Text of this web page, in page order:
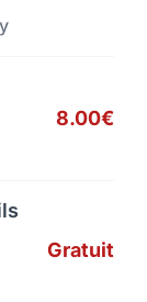
8.00€
Gratuit